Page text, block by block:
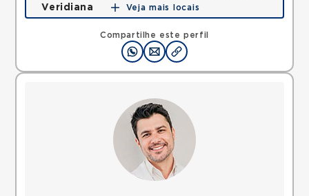
Compartilhe este perfil
Veridiana
Rua Dona Veridiana, Vila Buarque, Sao Paulo, SP,
Mapa
Veja mais locais